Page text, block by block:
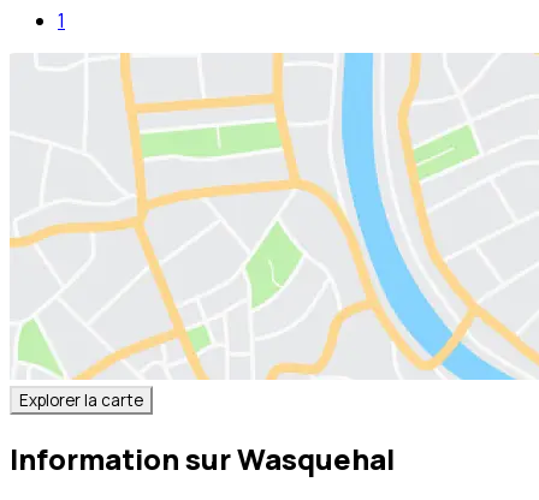
1
Explorer la carte
Information surWasquehal